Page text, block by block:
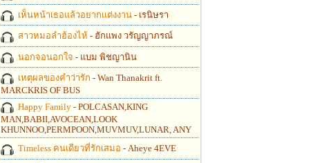
เห็นหน้าเธอแล้วอยากแต่งงาน - เรนิษรา
สาวหมอลำฮ้องไห้ - ฮักแพง วรัญญาภรณ์
นอกจอนอกใจ - แบม พิชญานิน
เหตุผลของคำว่ารัก - Wan Thanakrit ft.
MARCKRIS OF BUS
Happy Family - POLCASAN,KING
MAN,BABII,AVOCEAN,LOOK
KHUNNOO,PERMPOON,MUVMUV,LUNAR, ANY
Timeless คนเดียวที่รักเสมอ - Aheye 4EVE